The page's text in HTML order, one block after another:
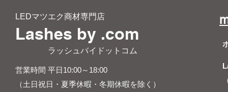
LEDマツエク商材専門店
Lashes by .com
​ ラッシュバイドットコム
営業時間 平日10:00～18:00
（土日祝日・夏季休暇・冬期休暇を除く）